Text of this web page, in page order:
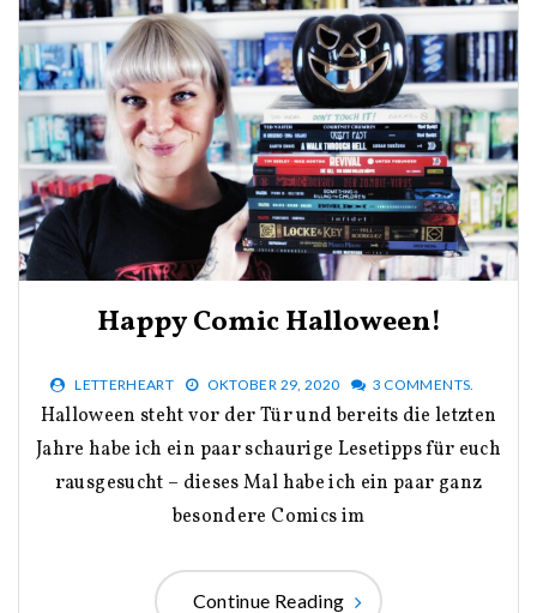
Happy Comic Halloween!
LETTERHEART OKTOBER 29, 2020 3 COMMENTS.
Halloween steht vor der Tür und bereits die letzten
Jahre habe ich ein paar schaurige Lesetipps für euch
rausgesucht – dieses Mal habe ich ein paar ganz
besondere Comics im
Continue Reading